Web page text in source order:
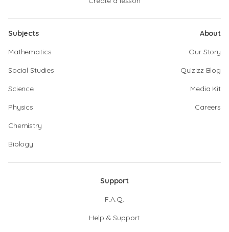
Subjects
Mathematics
Social Studies
Science
Physics
Chemistry
Biology
About
Our Story
Quizizz Blog
Media Kit
Careers
Support
F.A.Q.
Help & Support